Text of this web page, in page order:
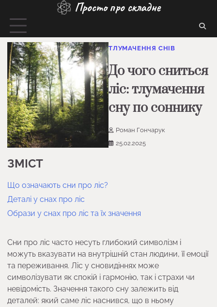
вмісту
Просто про складне
ТЛУМАЧЕННЯ СНІВ
До чого сниться
ліс: тлумачення
сну по соннику
Роман Гончарук
25.02.2025
ЗМІСТ
Що означають сни про ліс?
Деталі у снах про ліс
Образи у снах про ліс та їх значення
Сни про ліс часто несуть глибокий символізм і
можуть вказувати на внутрішній стан людини, її емоції
та переживання. Ліс у сновидіннях може
символізувати як спокій і гармонію, так і страхи чи
невідомість. Значення такого сну залежить від
деталей: який саме ліс наснився, що в ньому